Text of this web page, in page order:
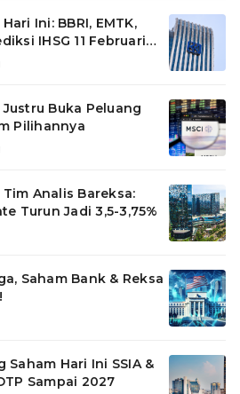
Ini: BBRI, EMTK,
IHSG 11 Februari
Buka Peluang
Pilihannya
Analis Bareksa:
Turun Jadi 3,5-3,75%
Saham Bank & Reksa
Hari Ini SSIA &
Sampai 2027